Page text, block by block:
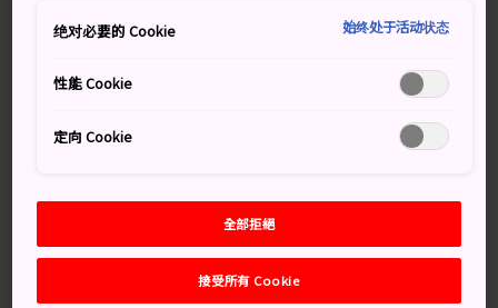
極現代化的梅田藍天大樓是大阪市北區的地標，建於日本
如畫般的遼闊城市風景。
有懼高症嗎？搭乘玻璃手扶梯前往頂樓的途中，建議您不
要往下看。走訪觀景台之後，可前往地下樓層逛一逛重現
搭乘地鐵前往梅田藍天大樓。
绝对必要的 Cookie 始终处于活动状态
性能 Cookie
定向 Cookie
全部拒絕
接受所有 Cookie